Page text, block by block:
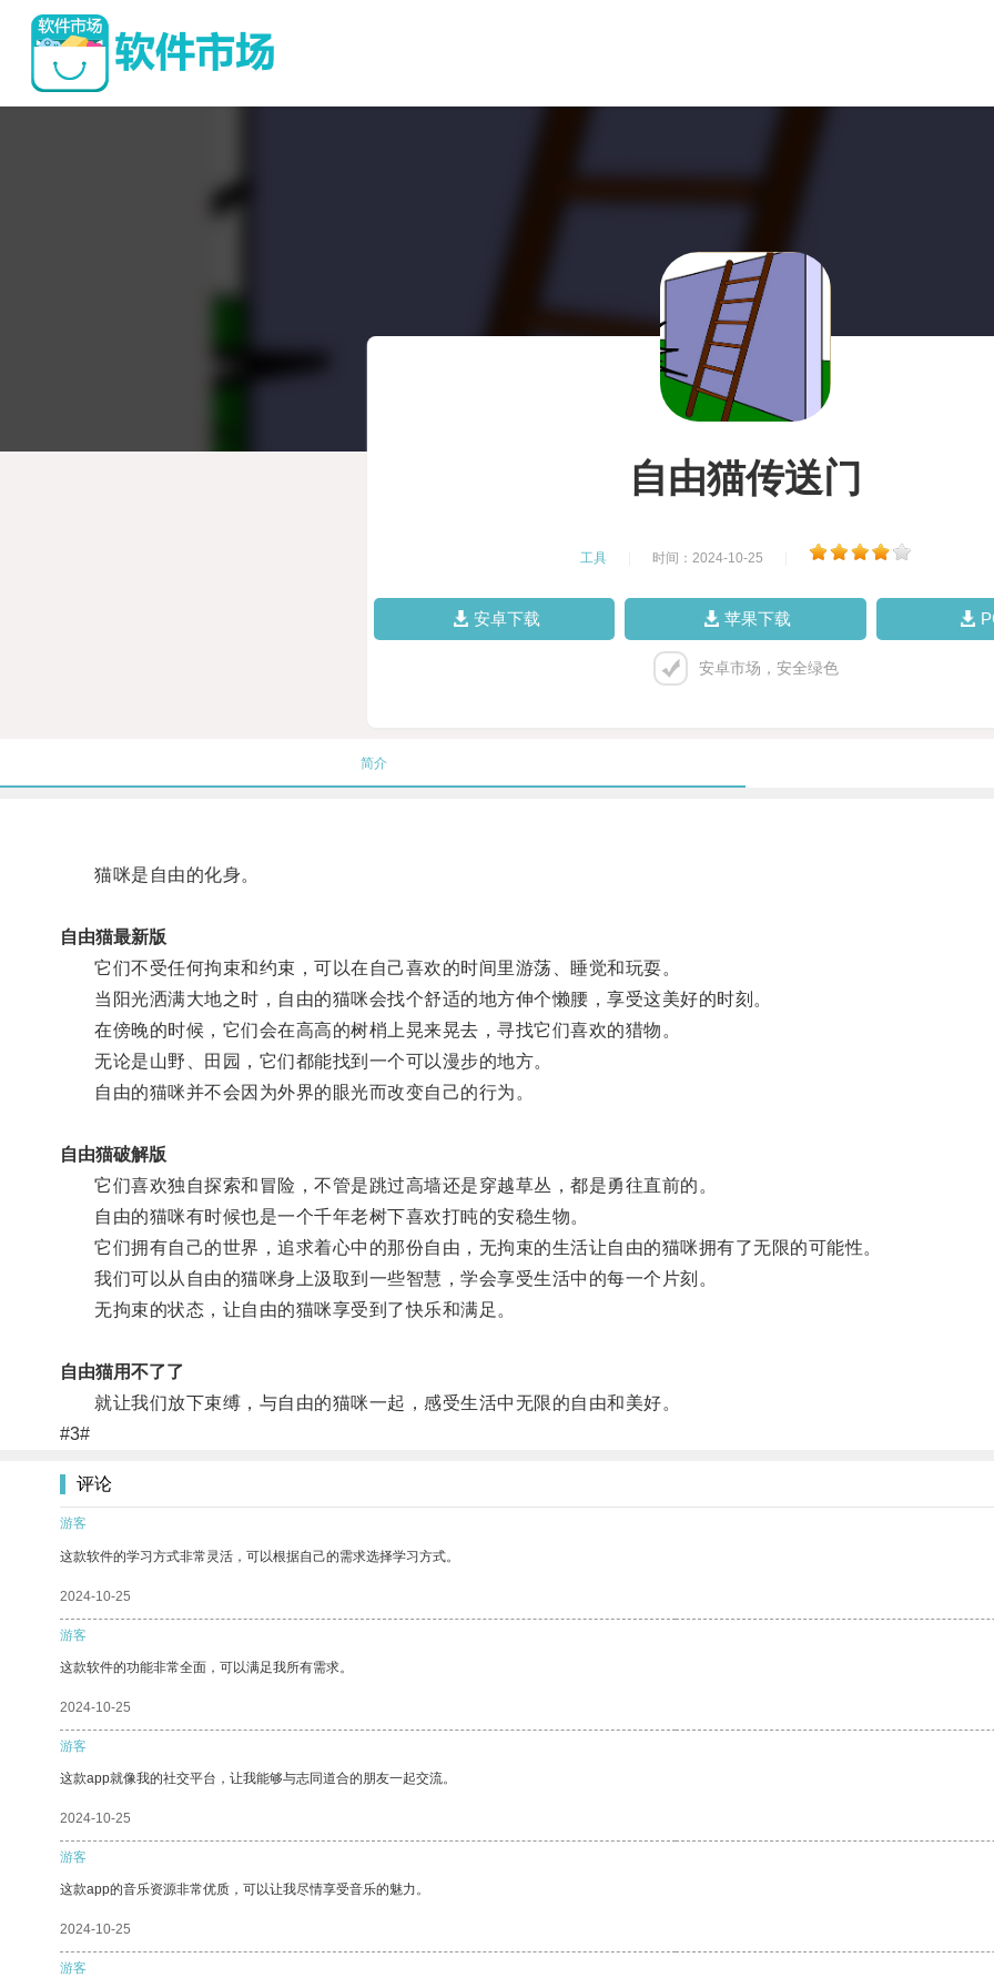
自由猫传送门
工具 时间：2024-10-25
安卓下载 苹果下载
安卓市场，安全绿色
简介
猫咪是自由的化身。
自由猫最新版
它们不受任何拘束和约束，可以在自己喜欢的时间里游荡、睡觉和玩耍。
当阳光洒满大地之时，自由的猫咪会找个舒适的地方伸个懒腰，享受这美好的时刻。
在傍晚的时候，它们会在高高的树梢上晃来晃去，寻找它们喜欢的猎物。
无论是山野、田园，它们都能找到一个可以漫步的地方。
自由的猫咪并不会因为外界的眼光而改变自己的行为。
自由猫破解版
它们喜欢独自探索和冒险，不管是跳过高墙还是穿越草丛，都是勇往直前的。
自由的猫咪有时候也是一个千年老树下喜欢打盹的安稳生物。
它们拥有自己的世界，追求着心中的那份自由，无拘束的生活让自由的猫咪拥有了无限的可能性。
我们可以从自由的猫咪身上汲取到一些智慧，学会享受生活中的每一个片刻。
无拘束的状态，让自由的猫咪享受到了快乐和满足。
自由猫用不了了
就让我们放下束缚，与自由的猫咪一起，感受生活中无限的自由和美好。
#3#
评论
游客
这款软件的学习方式非常灵活，可以根据自己的需求选择学习方式。
2024-10-25
游客
这款软件的功能非常全面，可以满足我所有需求。
2024-10-25
游客
这款app就像我的社交平台，让我能够与志同道合的朋友一起交流。
2024-10-25
游客
这款app的音乐资源非常优质，可以让我尽情享受音乐的魅力。
2024-10-25
游客